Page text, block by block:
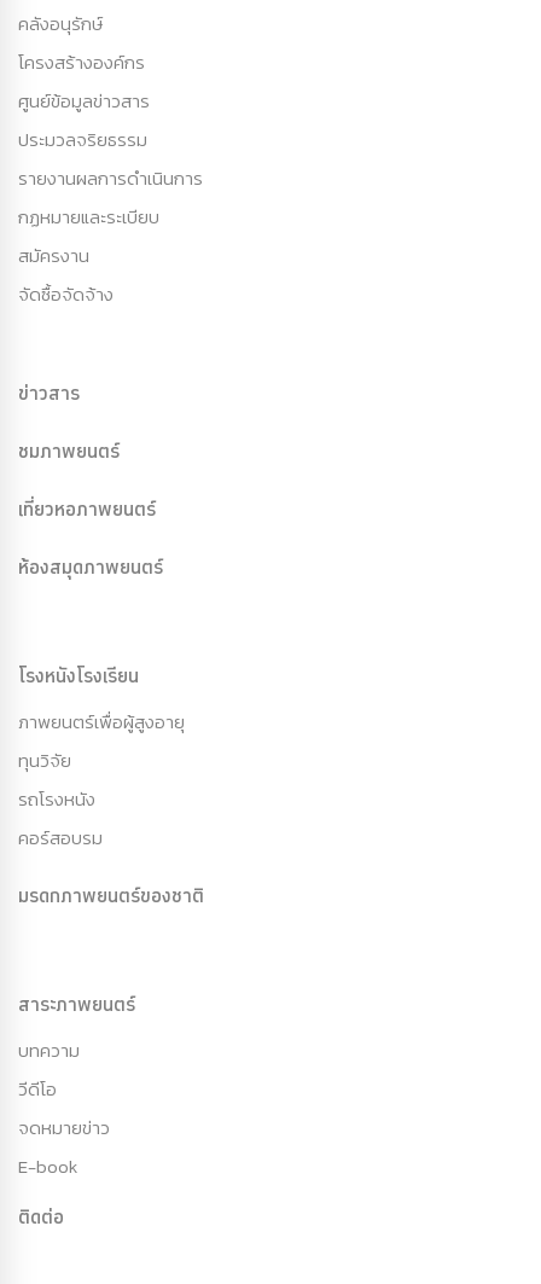
คลังอนุรักษ์
โครงสร้างองค์กร
ศูนย์ข้อมูลข่าวสาร
ประมวลจริยธรรม
รายงานผลการดำเนินการ
กฏหมายและระเบียบ
สมัครงาน
จัดซื้อจัดจ้าง
ข่าวสาร
ชมภาพยนตร์
เที่ยวหอภาพยนตร์
ห้องสมุดภาพยนตร์
โรงหนังโรงเรียน
ภาพยนตร์เพื่อผู้สูงอายุ
ทุนวิจัย
รถโรงหนัง
คอร์สอบรม
มรดกภาพยนตร์ของชาติ
สาระภาพยนตร์
บทความ
วีดีโอ
จดหมายข่าว
E-book
ติดต่อ